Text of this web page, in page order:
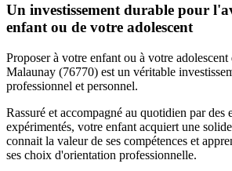
Un investissement durable pour
enfant ou de votre adolescent
Proposer à votre enfant ou à votre
Malaunay (76770) est un véritable
professionnel et personnel.
Rassuré et accompagné au quotidien par des
expérimentés, votre enfant acquiert une
connait la valeur de ses compétences et
ses choix d'orientation professionnelle.